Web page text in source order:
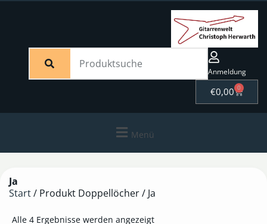
Anmeldung
€0,00 0
Menü
Ja
Start/ Produkt Doppellöcher / Ja
Alle 4 Ergebnisse werden angezeigt